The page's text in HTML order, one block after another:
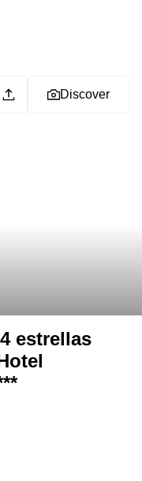
Discover
estrellas